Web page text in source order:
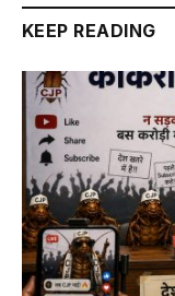
KEEP READING